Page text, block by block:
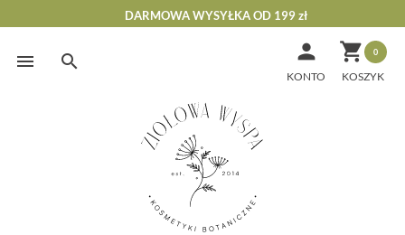
Skip
DARMOWA WYSYŁKA OD 199 zł
 0

KONTO